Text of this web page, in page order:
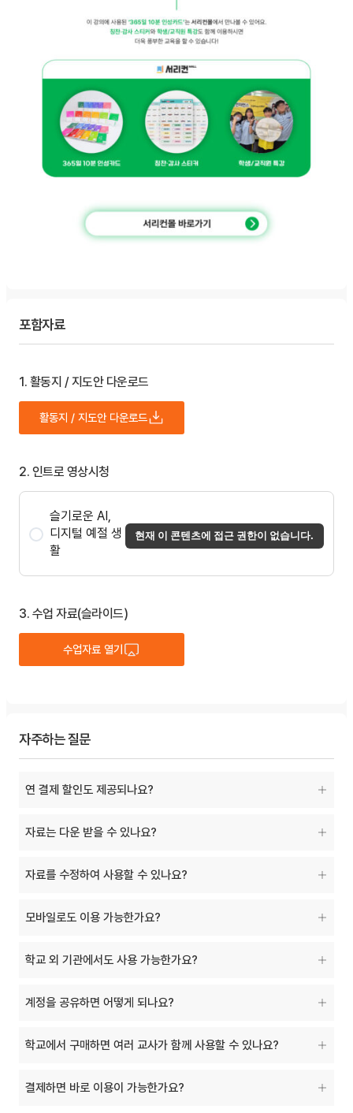
포함자료
1. 활동지 / 지도안 다운로드
활동지 / 지도안 다운로드
2. 인트로 영상시청
슬기로운 AI,
디지털 예절 생
활
현재 이 콘텐츠에 접근 권한이 없습니다.
3. 수업 자료(슬라이드)
수업자료 열기
자주하는 질문
연 결제 할인도 제공되나요?
자료는 다운 받을 수 있나요?
자료를 수정하여 사용할 수 있나요?
모바일로도 이용 가능한가요?
학교 외 기관에서도 사용 가능한가요?
계정을 공유하면 어떻게 되나요?
학교에서 구매하면 여러 교사가 함께 사용할 수 있나요?
결제하면 바로 이용이 가능한가요?